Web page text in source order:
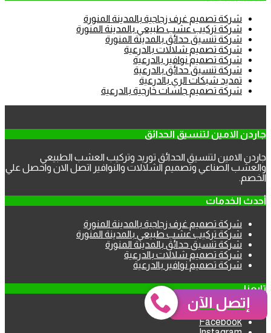
شركة تصميم غرف زجاجية بالمدينة المنورة
شركة تركيب عشب طبيعي بالمدينة المنورة
شركة تنسيق حدائق بالمدينة المنورة
شركة تصميم شلالات بالدرعية
شركة تصميم نوافير بالدرعية
شركة تنسيق حدائق بالدرعية
تمديد شبكات الري بالدرعية
شركة تصميم جلسات خارجية بالدرعية
جاردن الامين لتنسيق الحدائق
جاردن الامين لتنسيق الحدائق توريد وتركيب العشب الطبيعي
والعشب الصناعي وتصميم الشلالات والنوافير اتصل الان واحصل علي
الخصم.
أحدث الخدمات
شركة تصميم غرف زجاجية بالمدينة المنورة
شركة تركيب عشب طبيعي بالمدينة المنورة
شركة تنسيق حدائق بالمدينة المنورة
شركة تصميم شلالات بالدرعية
شركة تصميم نوافير بالدرعية
تابعنا
Twitter
Facebook
إتصل الآن